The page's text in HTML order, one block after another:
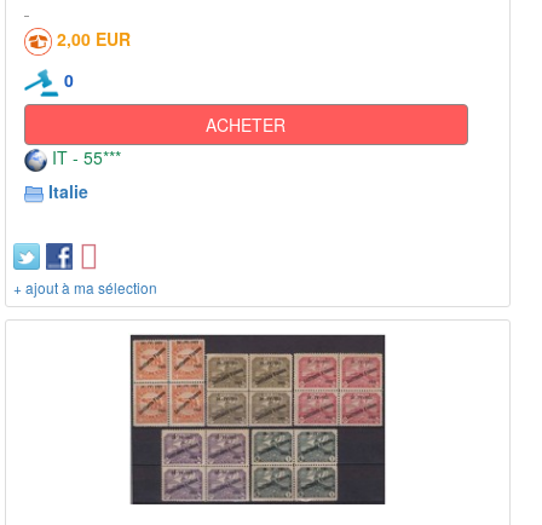
2,00 EUR
0
ACHETER
IT - 55***
Italie
+ ajout à ma sélection